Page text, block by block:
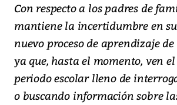
Con respecto a los padres de
mantiene la incertidumbre en
nuevo proceso de aprendizaje de
ya que, hasta el momento, ven
periodo escolar lleno de
o buscando información sobre